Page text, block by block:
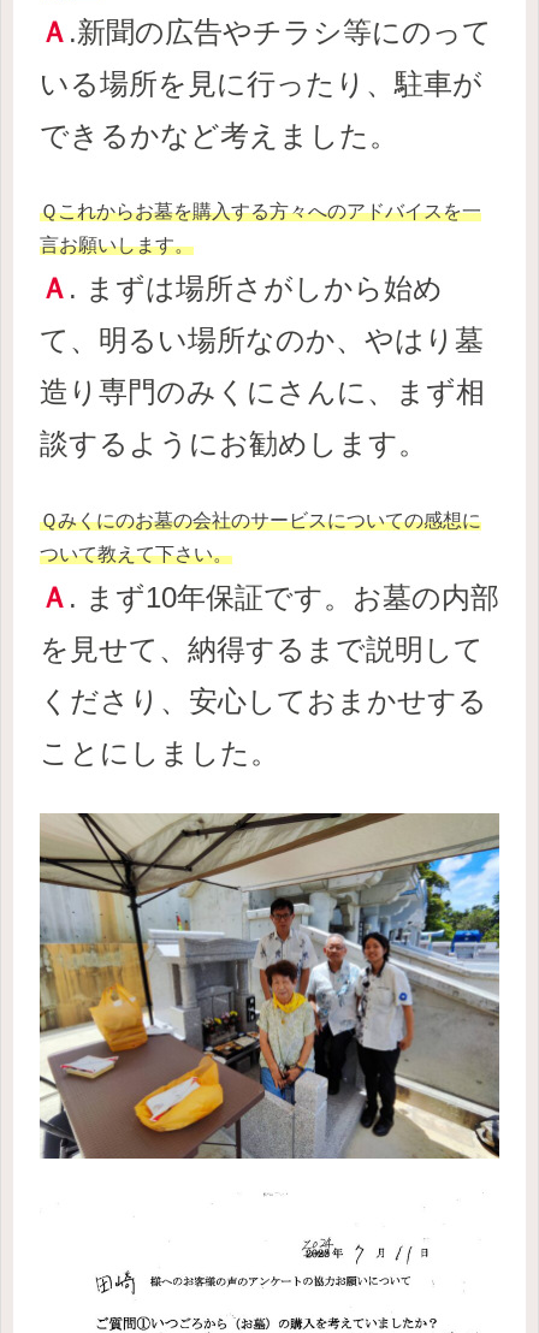
Ａ .新聞の広告やチラシ等にのって
いる場所を見に行ったり 、駐車が
できるかなど考えました。
Ｑこれからお墓を購入する方々へのアドバイスを一
言お願いします。
Ａ . まずは場所さがしから始め
て、明るい場所なのか、やはり墓
造り専門のみくにさんに、
まず相
談するようにお勧めします。
Ｑみくにのお墓の会社のサービスについての感想に
ついて教えて下さい。
Ａ . まず10年保証です。お墓の内部
を見せて、納得するまで説明して
くださり、安心しておまかせする
ことにしました。